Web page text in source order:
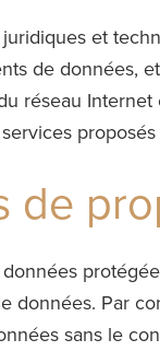
et
de données,
réseau
de
données. Par
sans le